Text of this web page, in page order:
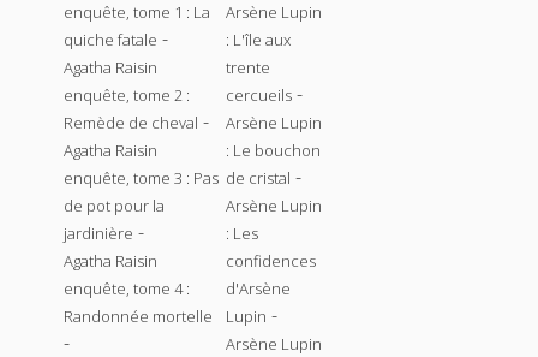
enquête, tome 1 : La
quiche fatale -
Agatha Raisin
enquête, tome 2 :
Remède de cheval -
Agatha Raisin
enquête, tome 3 : Pas
de pot pour la
jardinière -
Agatha Raisin
enquête, tome 4 :
Randonnée mortelle
-
Arsène Lupin
: L'île aux
trente
cercueils -
Arsène Lupin
: Le bouchon
de cristal -
Arsène Lupin
: Les
confidences
d'Arsène
Lupin -
Arsène Lupin